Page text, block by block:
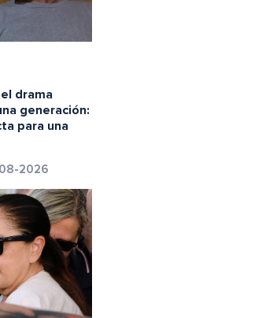
drama
generación:
para una
2026